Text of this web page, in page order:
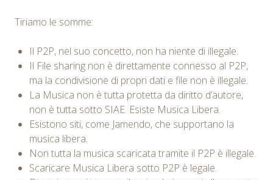
Tiriamo le somme:
Il P2P, nel suo concetto, non ha niente di illegale.
Il File sharing non è direttamente connesso al P2P,
ma la condivisione di propri dati e file non è illegale.
La Musica non è tutta protetta da diritto d’autore,
non è tutta sotto SIAE. Esiste Musica Libera.
Esistono siti, come Jamendo, che supportano la
musica libera.
Non tutta la musica scaricata tramite il P2P è illegale.
Scaricare Musica Libera sotto P2P è legale.